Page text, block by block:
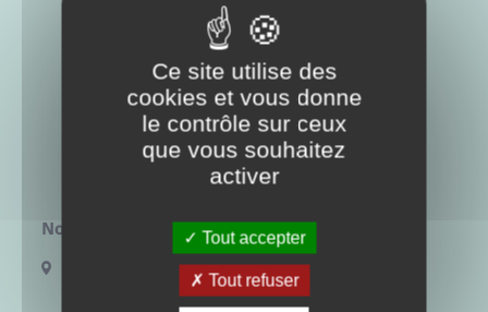
Santé - Social
Rénovation de l’habitat
Nous contacter :
ZA La Vente Cartier – 15 rue Martin Liesse
BP 20 – 27380 Charleval
Ce site utilise des
cookies et vous donne
le contrôle sur ceux
que vous souhaitez
activer
Tout accepter
Tout refuser